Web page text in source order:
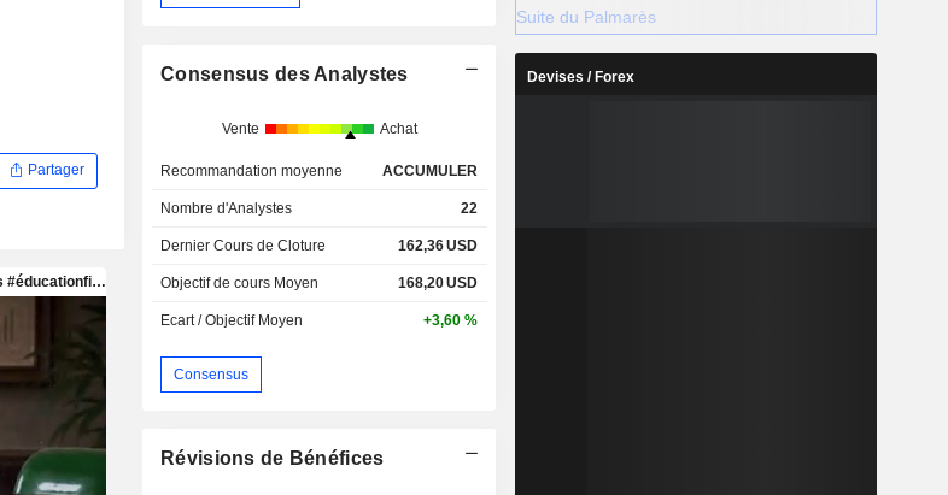
Partager
Consensus des Analystes
Vente Achat
Recommandation moyenne ACCUMULER
Nombre d'Analystes 22
Dernier Cours de Cloture 162,36USD
Objectif de cours Moyen 168,20USD
Ecart / Objectif Moyen +3,60 %
Consensus
Révisions de Bénéfices
Suite du Palmarès
Devises / Forex